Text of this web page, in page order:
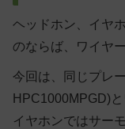
ヘッドホン、イヤ
のならば、ワイヤ
今回は、同じプレ
HPC1000MPGD)
イヤホンではサー